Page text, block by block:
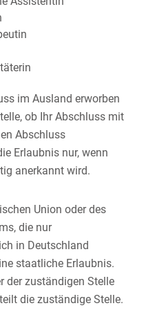
im Ausland erworben
ob Ihr Abschluss mit
Abschluss
Erlaubnis nur, wenn
anerkannt wird.
Union oder des
die nur
in Deutschland
staatliche Erlaubnis.
der zuständigen Stelle
die zuständige Stelle.